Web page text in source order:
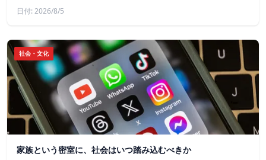
日付: 2026/8/5
社会・文化
家族という密室に、社会はいつ踏み込むべきか